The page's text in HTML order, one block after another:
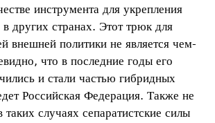
инструмента для укрепления
в других странах. Этот трюк для
внешней политики не является чем-
что в последние годы его
и стали частью гибридных
Российская Федерация. Также не
таких случаях сепаратистские силы